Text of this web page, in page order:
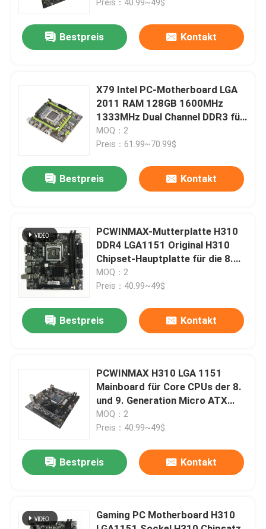
Haus
Videos
Fabrik-Ausflug
Qualitätskontrolle
Treten Sie mit uns in Verbindung
Fordern Sie ein Zitat
Mining-Grafikkarte
und 9. Generation i3 i5 i7 für
Preis：40.99~49$
Bestpreis Kontakt
X79 Intel PC-Motherboard LGA
2011 RAM 128GB 1600MHz
1333MHz Dual Channel DDR3 für
Xeon E5
MOQ：2
Preis：61.99~70.99$
Bestpreis Kontakt
PCWINMAX-Mutterplatte H310
DDR4 LGA1151 Original H310
Chipset-Hauptplatte für die 8.
Generation I3 I5 I7
MOQ：2
Preis：40.99~49$
Bestpreis Kontakt
PCWINMAX H310 LGA 1151
Mainboard für Core CPUs der 8.
und 9. Generation Micro ATX
DDR4 Mainboard
MOQ：2
Preis：40.99~49$
Bestpreis Kontakt
Gaming PC Motherboard H310